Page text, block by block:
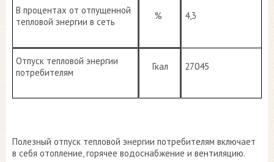
В процентах от отпущенной
тепловой энергии в сеть
% 4,3
Отпуск тепловой энергии
потребителям
Гкал 27045
Полезный отпуск тепловой энергии потребителям включает
в себя отопление, горячее водоснабжение и вентиляцию.